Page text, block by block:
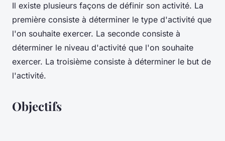
Il existe plusieurs façons de définir son activité. La
première consiste à déterminer le type d'activité que
l'on souhaite exercer. La seconde consiste à
déterminer le niveau d'activité que l'on souhaite
exercer. La troisième consiste à déterminer le but de
l'activité.
Objectifs